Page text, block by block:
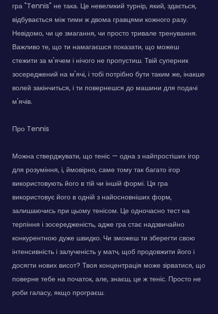
гра "Tennis" не така. Це невеликий турнір, який, здається,
відбувається між тими ж двома гравцями кожного разу.
Невідомо, чи це змагання, чи просто тривале тренування.
Важливо те, що ти намагаєшся показати, що можеш
стежити за м'ячем і нічого не пропустиш. Твій суперник
зосереджений на м'ячі, і тобі потрібно бути таким же, інакше
волей закінчиться, і ти повернешся до машини для подачі
м'ячів.
Про Tennis
Можна стверджувати, що теніс — одна з найпростіших ігор
для розуміння, і, ймовірно, саме тому так багато ігор
використовують його в тій чи іншій формі. Ця гра
використовує його в одній з найосновніших форм,
залишаючись при цьому тенісом. Це одночасно тест на
терпіння і зосередженість, адже гра стає надзвичайно
конкурентною дуже швидко. Чи зможеш ти зберегти свою
інтенсивність і залученість у матч, щоб продовжити його і
досягти нових висот? Твоя концентрація може зірватися, що
поверне тебе на початок, але, знаєш, це ж теніс. Просто не
роби галасу, якщо програєш.